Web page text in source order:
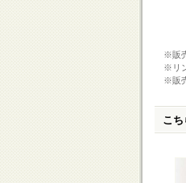
※販
※リ
※販
こ